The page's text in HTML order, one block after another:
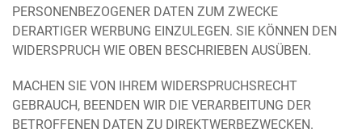
PERSONENBEZOGENER DATEN ZUM ZWECKE
DERARTIGER WERBUNG EINZULEGEN. SIE KÖNNEN DEN
WIDERSPRUCH WIE OBEN BESCHRIEBEN AUSÜBEN.
MACHEN SIE VON IHREM WIDERSPRUCHSRECHT
GEBRAUCH, BEENDEN WIR DIE VERARBEITUNG DER
BETROFFENEN DATEN ZU DIREKTWERBEZWECKEN.